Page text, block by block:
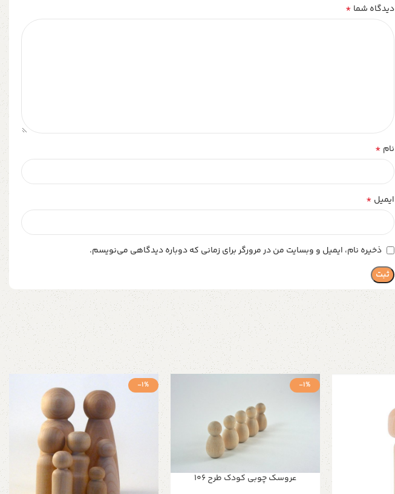
دیدگاه شما *
نام *
ایمیل *
ذخیره نام، ایمیل و وبسایت من در مرورگر برای زمانی که دوباره دیدگاهی می‌نویسم.
-1%
عروسک چوبی کودک طرح 106
-1%